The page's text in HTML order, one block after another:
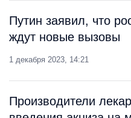
Путин заявил, что
ждут новые вызовы
1 декабря 2023, 14:21
Производители